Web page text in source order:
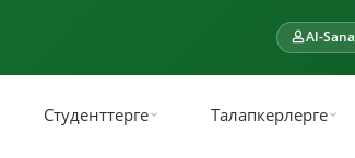
AI-Sana
Студенттерге Талапкерлерге